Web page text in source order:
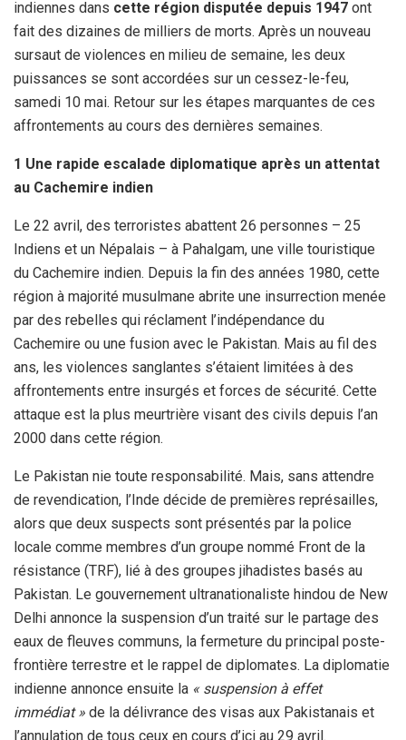
indiennes dans cette région disputée depuis 1947 ont
fait des dizaines de milliers de morts. Après un nouveau
sursaut de violences en milieu de semaine, les deux
puissances se sont accordées sur un cessez-le-feu,
samedi 10 mai. Retour sur les étapes marquantes de ces
affrontements au cours des dernières semaines.
1 Une rapide escalade diplomatique après un attentat
au Cachemire indien
Le 22 avril, des terroristes abattent 26 personnes – 25
Indiens et un Népalais – à Pahalgam, une ville touristique
du Cachemire indien. Depuis la fin des années 1980, cette
région à majorité musulmane abrite une insurrection menée
par des rebelles qui réclament l’indépendance du
Cachemire ou une fusion avec le Pakistan. Mais au fil des
ans, les violences sanglantes s’étaient limitées à des
affrontements entre insurgés et forces de sécurité. Cette
attaque est la plus meurtrière visant des civils depuis l’an
2000 dans cette région.
Le Pakistan nie toute responsabilité. Mais, sans attendre
de revendication, l’Inde décide de premières représailles,
alors que deux suspects sont présentés par la police
locale comme membres d’un groupe nommé Front de la
résistance (TRF), lié à des groupes jihadistes basés au
Pakistan. Le gouvernement ultranationaliste hindou de New
Delhi annonce la suspension d’un traité sur le partage des
eaux de fleuves communs, la fermeture du principal poste-
frontière terrestre et le rappel de diplomates. La diplomatie
indienne annonce ensuite la « suspension à effet
immédiat » de la délivrance des visas aux Pakistanais et
l’annulation de tous ceux en cours d’ici au 29 avril.